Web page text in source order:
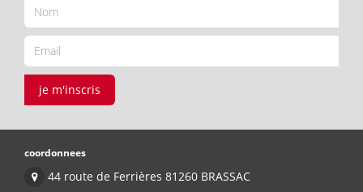
je m'inscris
coordonnees
44 route de Ferrières 81260 BRASSAC